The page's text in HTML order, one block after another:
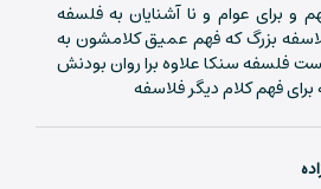
یک نسخه‌ی انسانی از فلسفه‌ست. نه
لمس. پر از اشتباه، شک، و
و برای عوام و نا آشنایان به فلسفه
بزرگ که فهم عمیق کلامشون به
فلسفه سنکا علاوه برا روان بودنش
برای فهم کلام دیگر فلاسفه